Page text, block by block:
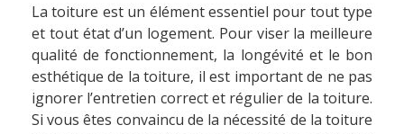
La toiture est un élément essentiel pour tout type
et tout état d’un logement. Pour viser la meilleure
qualité de fonctionnement, la longévité et le bon
esthétique de la toiture, il est important de ne pas
ignorer l’entretien correct et régulier de la toiture.
Si vous êtes convaincu de la nécessité de la toiture